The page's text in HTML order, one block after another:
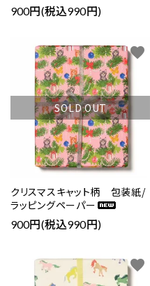
900円(税込990円)
SOLD OUT
クリスマスキャット柄 包装紙/
ラッピングペーパー
900円(税込990円)
favorite
favorite